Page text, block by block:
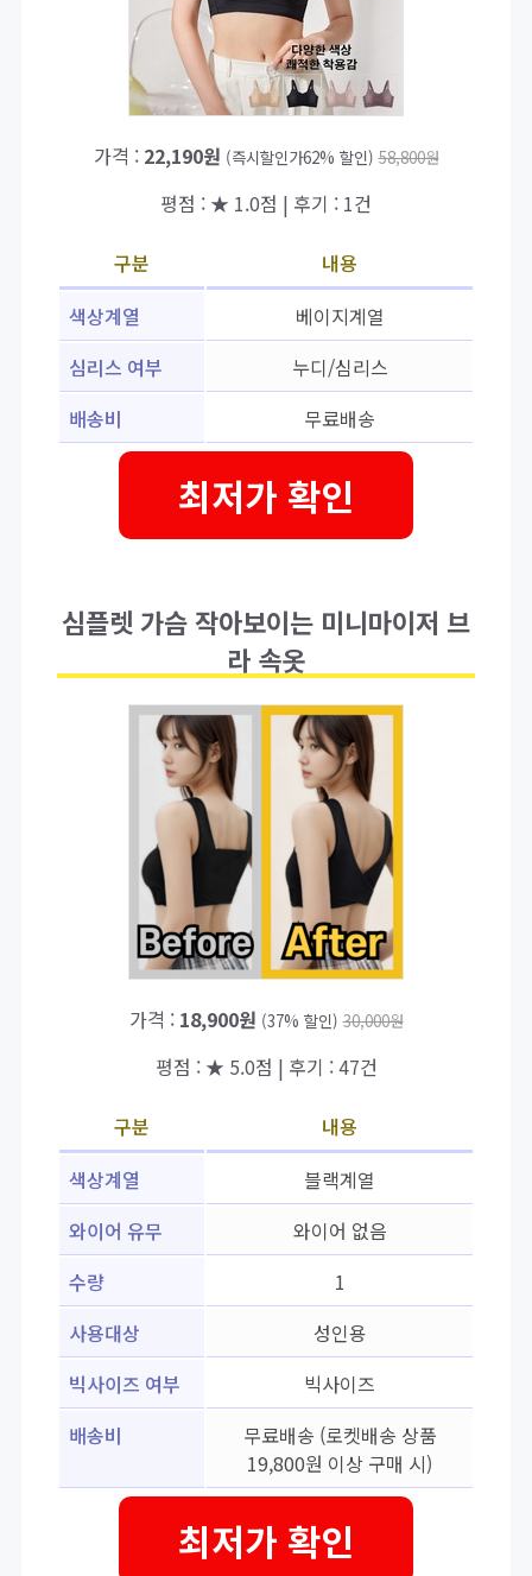
가격 : 22,190원 (즉시할인가62% 할인) 58,800원
평점 : ★ 1.0점 | 후기 : 1건
구분
내용
색상계열
베이지계열
심리스 여부
누디/심리스
배송비
무료배송
최저가 확인
심플렛 가슴 작아보이는 미니마이저 브
라 속옷
가격 : 18,900원 (37% 할인) 30,000원
평점 : ★ 5.0점 | 후기 : 47건
구분
내용
색상계열
블랙계열
와이어 유무
와이어 없음
수량
1
사용대상
성인용
빅사이즈 여부
빅사이즈
배송비
무료배송 (로켓배송 상품
19,800원 이상 구매 시)
최저가 확인